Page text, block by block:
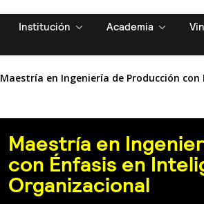
Institución Academia
Maestría en Ingeniería de Producción
Maestría en
con Énfasis en
Organizacional